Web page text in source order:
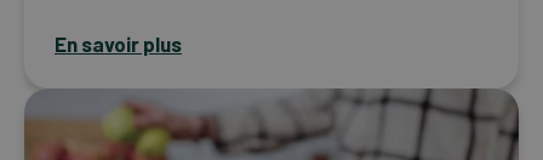
En savoir plus